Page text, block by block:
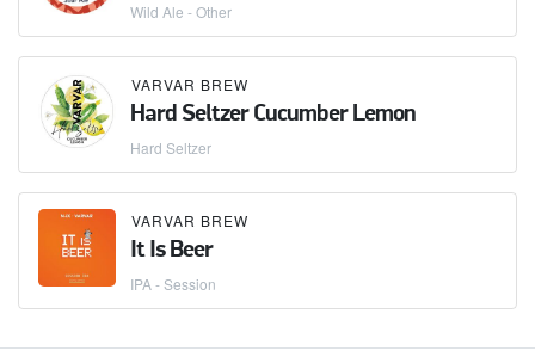
Wild Ale - Other
VARVAR BREW
Hard Seltzer Cucumber Lemon
Hard Seltzer
VARVAR BREW
It Is Beer
IPA - Session